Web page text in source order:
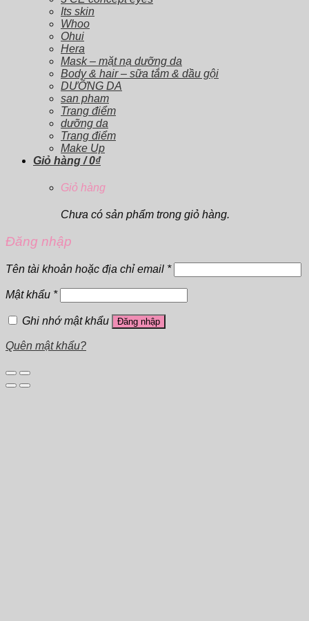
Its skin
Whoo
Ohui
Hera
Mask – mặt nạ dưỡng da
Body & hair – sữa tắm & dầu gội
DƯỠNG DA
san pham
Trang điểm
dưỡng da
Trang điểm
Make Up
Giỏ hàng /0₫
Giỏ hàng
Chưa có sản phẩm trong giỏ hàng.
Đăng nhập
Tên tài khoản hoặc địa chỉ email *
Mật khẩu *
Ghi nhớ mật khẩu Đăng nhập
Quên mật khẩu?